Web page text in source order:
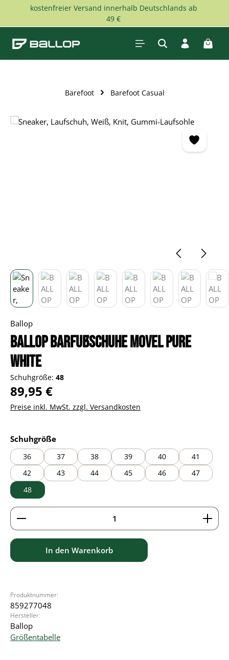
Zum Hauptinhalt springen
kostenfreier Versand innerhalb Deutschlands ab
49 €
Barefoot Barefoot Casual
Bildergalerie überspringen
Ballop
BALLOP Barfußschuhe Movel pure
white
Schuhgröße: 48
Regulärer Preis:
89,95 €
Preise inkl. MwSt. zzgl. Versandkosten
Schuhgrößeauswählen
36 37 38 39 40
41
42
43 44 45 46
47
48
Produkt Anzahl: Gib den gewünschten Wert ein
In den Warenkorb
Produktnummer:
859277048
Hersteller:
Ballop
Größentabelle